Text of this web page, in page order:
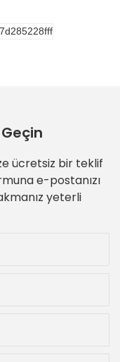
ücretsiz bir teklif
e-postanızı
yeterli